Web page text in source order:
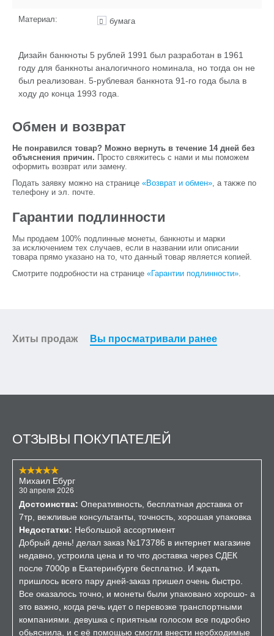
Материал: бумага
Дизайн банкноты 5 рублей 1991 был разработан в 1961
году для банкноты аналогичного номинала, но тогда он не
был реализован. 5-рублевая банкнота 91-го года была в
ходу до конца 1993 года.
Обмен и возврат
Не понравился товар? Можно вернуть в течение 14 дней без
объяснения причин. Просто свяжитесь с нами и мы поможем
оформить возврат или замену.
Подать заявку можно на странице «Возврат и обмен», а также по
телефону и эл. почте.
Гарантии подлинности
Мы продаем 100% подлинные монеты, банкноты и марки
за исключением тех случаев, если в названии или описании
товара прямо указано на то, что данный товар является копией.
Смотрите подробности на странице «Гарантии подлинности».
Хиты продаж Вы просматривали ранее
ОТЗЫВЫ ПОКУПАТЕЛЕЙ
Михаил Ебург
30 апреля 2026
Достоинства: Оперативность, бесплатная доставка от
7тр, вежливые консультанты, точность, хорошая упаковка
Недостатки: Небольшой ассортимент
Добрый день! делал заказ №173786 в интернет магазине
недавно, устроила цена и то что доставка через СДЕК
после 7000р в Екатеринбурге бесплатно. И ждать
пришлось всего пару дней-заказ пришел очень быстро.
Все оказалось точно, и монеты были упаковано хорошо- а
это важно, когда речь идет о перевозке транспортными
компаниями. девушка с приятным голосом все подробно
обьяснила, и с её помощью смогли внести необходимые